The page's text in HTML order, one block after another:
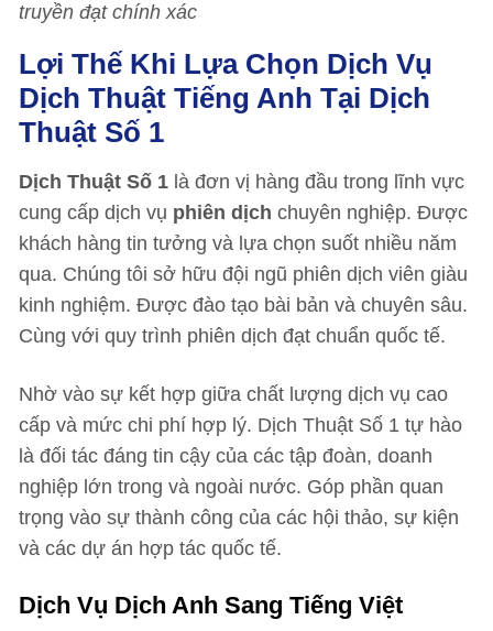
truyền đạt chính xác
Lợi Thế Khi Lựa Chọn Dịch Vụ
Dịch Thuật Tiếng Anh Tại Dịch
Thuật Số 1
Dịch Thuật Số 1 là đơn vị hàng đầu trong lĩnh vực
cung cấp dịch vụ phiên dịch chuyên nghiệp. Được
khách hàng tin tưởng và lựa chọn suốt nhiều năm
qua. Chúng tôi sở hữu đội ngũ phiên dịch viên giàu
kinh nghiệm. Được đào tạo bài bản và chuyên sâu.
Cùng với quy trình phiên dịch đạt chuẩn quốc tế.
Nhờ vào sự kết hợp giữa chất lượng dịch vụ cao
cấp và mức chi phí hợp lý. Dịch Thuật Số 1 tự hào
là đối tác đáng tin cậy của các tập đoàn, doanh
nghiệp lớn trong và ngoài nước. Góp phần quan
trọng vào sự thành công của các hội thảo, sự kiện
và các dự án hợp tác quốc tế.
Dịch Vụ Dịch Anh Sang Tiếng Việt